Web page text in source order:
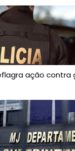
ação contra